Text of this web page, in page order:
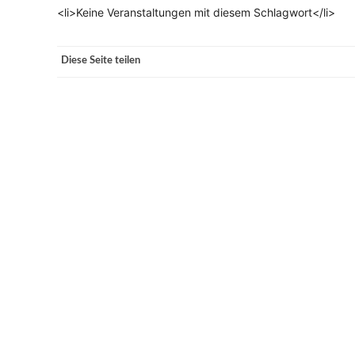
<li>Keine Veranstaltungen mit diesem Schlagwort</li>
Diese Seite teilen